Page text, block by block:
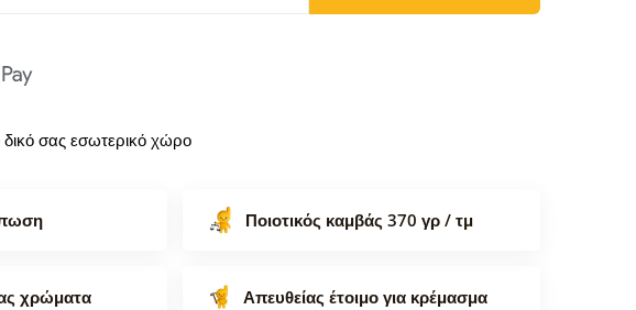
δικό σας εσωτερικό χώρο
Ποιοτικός καμβάς 370 γρ / τμ
χρώματα Απευθείας έτοιμο για κρέμασμα